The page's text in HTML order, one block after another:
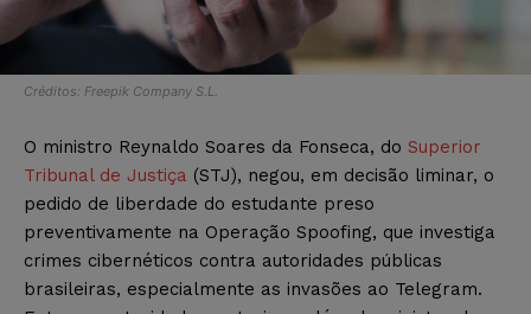
Créditos: Freepik Company S.L.
O ministro Reynaldo Soares da Fonseca, do Superior
Tribunal de Justiça (STJ), negou, em decisão liminar, o
pedido de liberdade do estudante preso
preventivamente na Operação Spoofing, que investiga
crimes cibernéticos contra autoridades públicas
brasileiras, especialmente as invasões ao Telegram.